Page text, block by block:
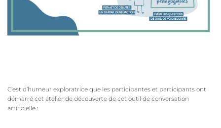
C’est d’humeur exploratrice que les participantes et participants ont
démarré cet atelier de découverte de cet outil de conversation
artificielle :